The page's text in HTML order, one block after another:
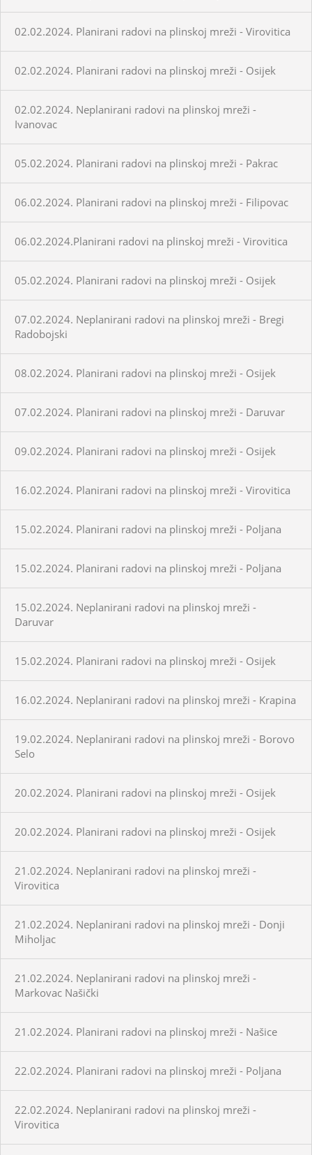
02.02.2024. Planirani radovi na plinskoj mreži - Virovitica
02.02.2024. Planirani radovi na plinskoj mreži - Osijek
02.02.2024. Neplanirani radovi na plinskoj mreži -
Ivanovac
05.02.2024. Planirani radovi na plinskoj mreži - Pakrac
06.02.2024. Planirani radovi na plinskoj mreži - Filipovac
06.02.2024.Planirani radovi na plinskoj mreži - Virovitica
05.02.2024. Planirani radovi na plinskoj mreži - Osijek
07.02.2024. Neplanirani radovi na plinskoj mreži - Bregi
Radobojski
08.02.2024. Planirani radovi na plinskoj mreži - Osijek
07.02.2024. Planirani radovi na plinskoj mreži - Daruvar
09.02.2024. Planirani radovi na plinskoj mreži - Osijek
16.02.2024. Planirani radovi na plinskoj mreži - Virovitica
15.02.2024. Planirani radovi na plinskoj mreži - Poljana
15.02.2024. Planirani radovi na plinskoj mreži - Poljana
15.02.2024. Neplanirani radovi na plinskoj mreži -
Daruvar
15.02.2024. Planirani radovi na plinskoj mreži - Osijek
16.02.2024. Neplanirani radovi na plinskoj mreži - Krapina
19.02.2024. Neplanirani radovi na plinskoj mreži - Borovo
Selo
20.02.2024. Planirani radovi na plinskoj mreži - Osijek
20.02.2024. Planirani radovi na plinskoj mreži - Osijek
21.02.2024. Neplanirani radovi na plinskoj mreži -
Virovitica
21.02.2024. Neplanirani radovi na plinskoj mreži - Donji
Miholjac
21.02.2024. Neplanirani radovi na plinskoj mreži -
Markovac Našički
21.02.2024. Planirani radovi na plinskoj mreži - Našice
22.02.2024. Planirani radovi na plinskoj mreži - Poljana
22.02.2024. Neplanirani radovi na plinskoj mreži -
Virovitica